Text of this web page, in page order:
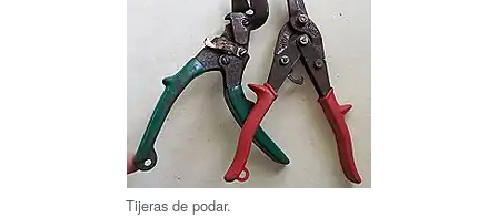
Tijeras de podar.